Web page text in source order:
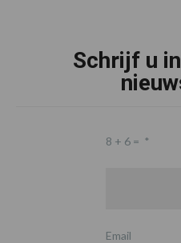
Schrijf u
8 + 6 = *
Email